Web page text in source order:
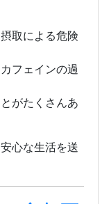
じられること
取による危険
がたくさんあ